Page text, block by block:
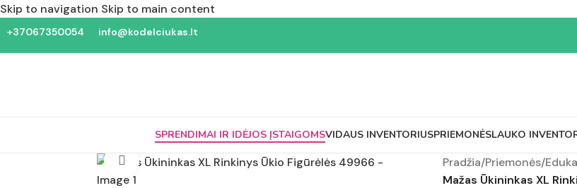
Skip to navigation Skip to main content
+37067350054 info@kodelciukas.lt
SPRENDIMAI IR IDĖJOS ĮSTAIGOMSVIDAUS INVENTORIUSPRIEMONĖSLAUKO
Padidinti nuotrauką Pradžia/Priemonės/
Mažas Ūkininkas XL